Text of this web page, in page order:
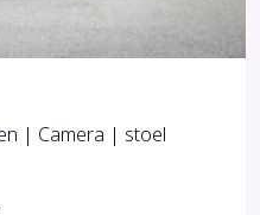
| Camera | stoel